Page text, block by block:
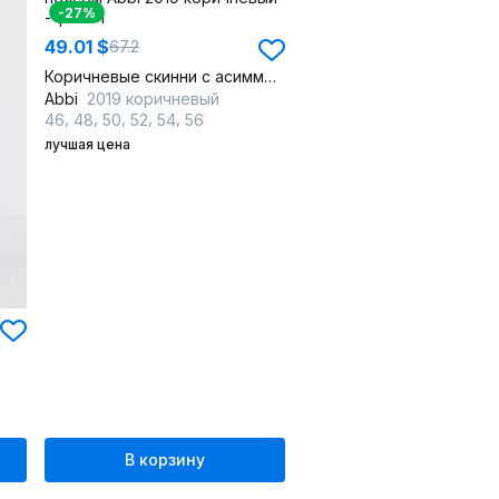
-27%
49.01 $67.2
Коричневые скинни с асимметричным низом и поясом
Abbi 2019 коричневый
46 48 50 52 54 56
лучшая цена
В корзину